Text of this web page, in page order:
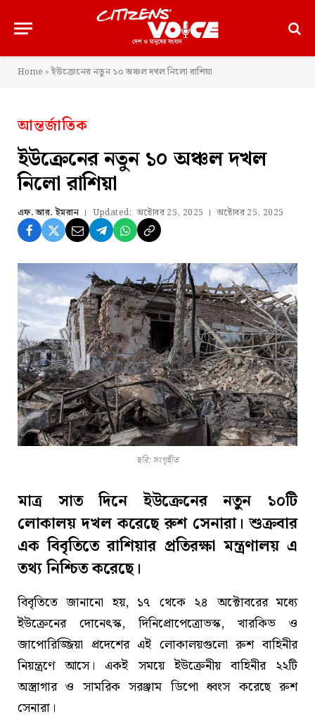
Home » ইউক্রেনের নতুন ১০ অঞ্চল দখল নিলো রাশিয়া
আন্তর্জাতিক
ইউক্রেনের নতুন ১০ অঞ্চল দখল
নিলো রাশিয়া
এফ. আর. ইমরান Updated: অক্টোবর 25, 2025 অক্টোবর 25, 2025
ছবি: সংগৃহীত
মাত্র সাত দিনে ইউক্রেনের নতুন ১০টি
লোকালয় দখল করেছে রুশ সেনারা। শুক্রবার
এক বিবৃতিতে রাশিয়ার প্রতিরক্ষা মন্ত্রণালয় এ
তথ্য নিশ্চিত করেছে।
বিবৃতিতে জানানো হয়, ১৭ থেকে ২৪ অক্টোবরের মধ্যে
ইউক্রেনের দোনেৎস্ক, দিনিপ্রোপেত্রোভস্ক, খারকিভ ও
জাপোরিজ্জিয়া প্রদেশের এই লোকালয়গুলো রুশ বাহিনীর
নিয়ন্ত্রণে আসে। একই সময়ে ইউক্রেনীয় বাহিনীর ২২টি
অস্ত্রাগার ও সামরিক সরঞ্জাম ডিপো ধ্বংস করেছে রুশ
সেনারা।